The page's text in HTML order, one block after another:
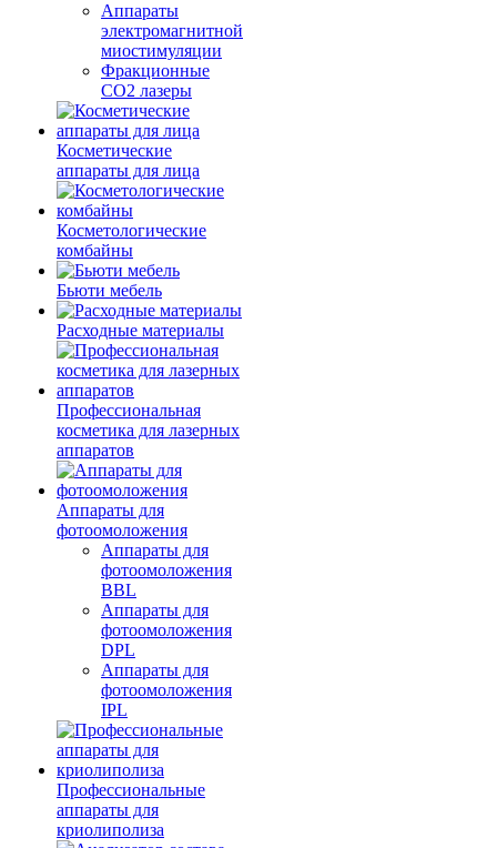
Аппараты
электромагнитной
миостимуляции
Фракционные
CO2 лазеры
Косметические
аппараты для лица
Косметологические
комбайны
Бьюти мебель
Расходные материалы
Профессиональная
косметика для лазерных
аппаратов
Аппараты для
фотоомоложения
Аппараты для
фотоомоложения
BBL
Аппараты для
фотоомоложения
DPL
Аппараты для
фотоомоложения
IPL
Профессиональные
аппараты для
криолиполиза